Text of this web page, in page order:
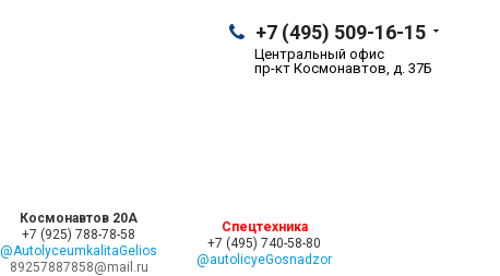
+7 (495) 509-16-15
Центральный офис
пр-кт Космонавтов, д. 37Б
Космонавтов 20А
+7 (925) 788-78-58
@AutolyceumkalitaGelios
89257887858@mail.ru
Спецтехника
+7 (495) 740-58-80
@autolicyeGosnadzor